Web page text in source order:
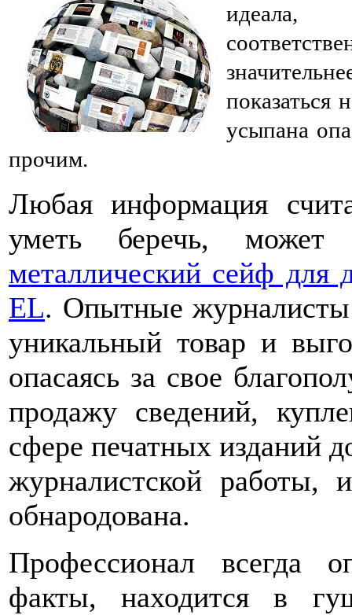
идеала,
показаться
усыпана
прочим.
Любая информация
уметь беречь, может
металлический сейф для
EL. Опытные журналисты
уникальный товар и
опасаясь за свое
продажу сведений,
сфере печатных изданий
журналистской работы,
обнародована.
Профессионал всегда
факты, находится в